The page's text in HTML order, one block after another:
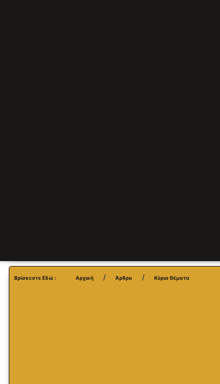
Βρίσκεστε Εδώ : Αρχική Άρθρα Κύρια Θέματα